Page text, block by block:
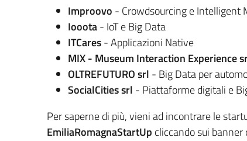
Improovo - Crowdsourcing e Intelligent
Iooota- IoT e Big Data
ITCares- Applicazioni Native
MIX - Museum Interaction Experience
OLTREFUTURO srl - Big Data per
SocialCities srl - Piattaforme digitali e
Per saperne di più, vieni ad incontrare le
EmiliaRomagnaStartUp cliccando sui banner